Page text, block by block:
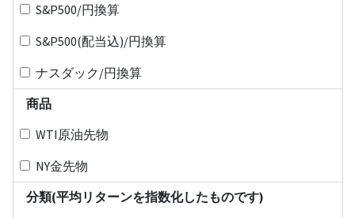
S&P500/円換算
S&P500(配当込)/円換算
ナスダック/円換算
商品
WTI原油先物
NY金先物
分類(平均リターンを指数化したものです)